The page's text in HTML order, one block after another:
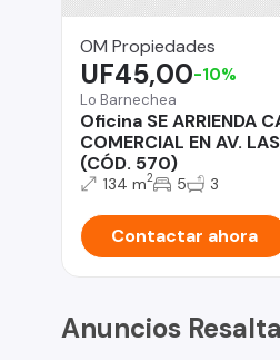
OM Propiedades
Lo Barnechea
Oficina SE ARRIENDA
COMERCIAL EN AV.
(CÓD. 570)
UF45,00-10%
134 m2 5 3
Contactar ahora
Anuncios